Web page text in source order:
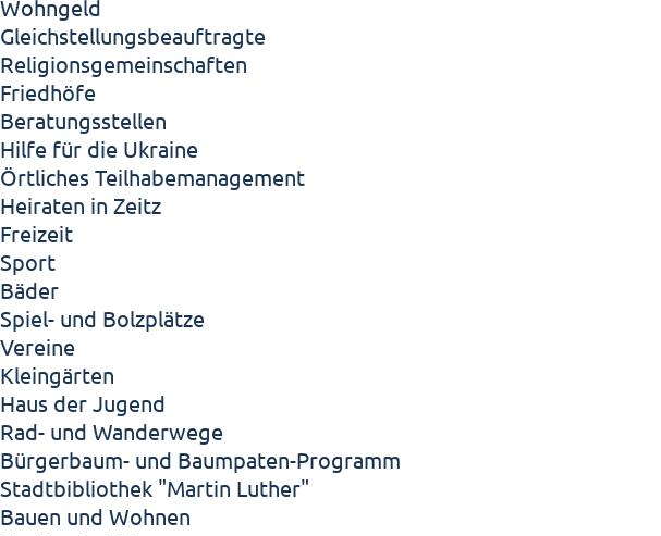
Wohngeld
Gleichstellungsbeauftragte
Religionsgemeinschaften
Friedhöfe
Beratungsstellen
Hilfe für die Ukraine
Örtliches Teilhabemanagement
Heiraten in Zeitz
Freizeit
Sport
Bäder
Spiel- und Bolzplätze
Vereine
Kleingärten
Haus der Jugend
Rad- und Wanderwege
Bürgerbaum- und Baumpaten-Programm
Stadtbibliothek "Martin Luther"
Bauen und Wohnen